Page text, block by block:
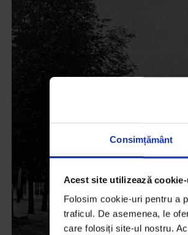
Consimțământ
Acest site utilizează
Folosim cookie-uri pentru a
traficul. De asemenea, le
care folosiți site-ul nostru.